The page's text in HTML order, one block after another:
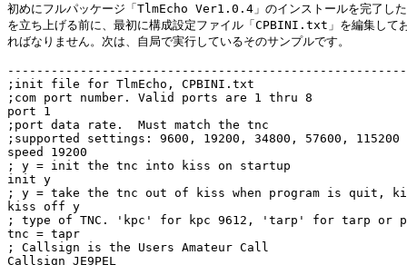
初めにフルパッケージ「TlmEcho Ver1.0.4」のインストールを完了し
を立ち上げる前に、最初に構成設定ファイル「CPBINI.txt」を編集して
ればなりません。次は、自局で実行しているそのサンプルです。
;init file for TlmEcho, CPBINI.txt
;com port number. Valid ports are 1 thru 8
port 1
;port data rate.  Must match the tnc
;supported settings: 9600, 19200, 34800, 57600, 115200
speed 19200
; y = init the tnc into kiss on startup
init y
; y = take the tnc out of kiss when program is quit,
kiss off y
; type of TNC. 'kpc' for kpc 9612, 'tarp' for tarp or
tnc = tapr
; Callsign is the Users Amateur Call
Callsign JE9PEL